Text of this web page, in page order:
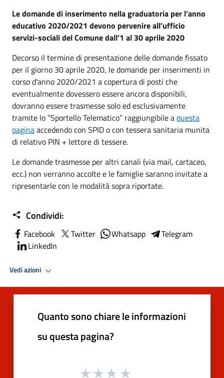
Le domande di inserimento nella graduatoria per l’anno
educativo 2020/2021 devono pervenire all’ufficio
servizi-sociali del Comune dall’1 al 30 aprile 2020
Decorso il termine di presentazione delle domande fissato
per il giorno 30 aprile 2020, le domande per inserimenti in
corso d'anno 2020/2021 a copertura di posti che
eventualmente dovessero essere ancora disponibili,
dovranno essere trasmesse solo ed esclusivamente
tramite lo “Sportello Telematico” raggiungibile aquesta
paginaaccedendo con SPID o con tessera sanitaria munita
di relativo PIN + lettore di tessere.
Le domande trasmesse per altri canali (via mail, cartaceo,
ecc.) non verranno accolte e le famiglie saranno invitate a
ripresentarle con le modalità sopra riportate.
Condividi:
Facebook Twitter Whatsapp
Telegram
LinkedIn
Vedi azioni
Quanto sono chiare le informazioni
su questa pagina?